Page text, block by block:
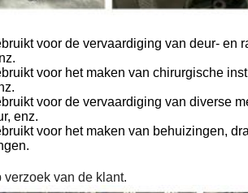
voor de vervaardiging van deur- en
voor het maken van chirurgische
voor de vervaardiging van diverse
enz.
voor het maken van behuizingen,
van de klant.